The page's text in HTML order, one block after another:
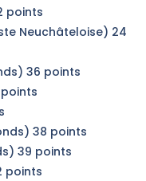
points
Neuchâteloise) 24
36 points
38 points
39 points
points